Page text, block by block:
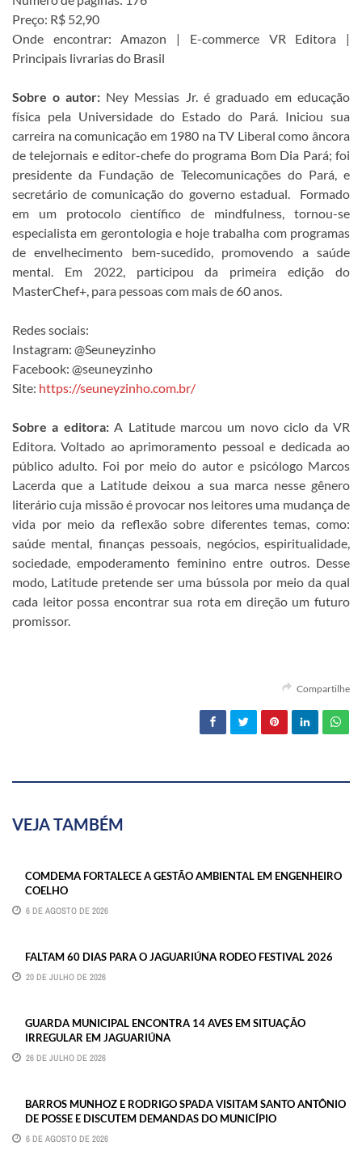
Preço: R$ 52,90
Onde encontrar: Amazon | E-commerce VR Editora |
Principais livrarias do Brasil
Sobre o autor: Ney Messias Jr. é graduado em educação
física pela Universidade do Estado do Pará. Iniciou sua
carreira na comunicação em 1980 na TV Liberal como âncora
de telejornais e editor-chefe do programa Bom Dia Pará; foi
presidente da Fundação de Telecomunicações do Pará, e
secretário de comunicação do governo estadual. Formado
em um protocolo científico de mindfulness, tornou-se
especialista em gerontologia e hoje trabalha com programas
de envelhecimento bem-sucedido, promovendo a saúde
mental. Em 2022, participou da primeira edição do
MasterChef+, para pessoas com mais de 60 anos.
Redes sociais:
Instagram: @Seuneyzinho
Facebook: @seuneyzinho
Site: https://seuneyzinho.com.br/
Sobre a editora:A Latitude marcou um novo ciclo da VR
Editora. Voltado ao aprimoramento pessoal e dedicada ao
público adulto. Foi por meio do autor e psicólogo Marcos
Lacerda que a Latitude deixou a sua marca nesse gênero
literário cuja missão é provocar nos leitores uma mudança de
vida por meio da reflexão sobre diferentes temas, como:
saúde mental, finanças pessoais, negócios, espiritualidade,
sociedade, empoderamento feminino entre outros. Desse
modo, Latitude pretende ser uma bússola por meio da qual
cada leitor possa encontrar sua rota em direção um futuro
promissor.
Compartilhe
VEJA TAMBÉM
COMDEMA FORTALECE A GESTÃO AMBIENTAL EM ENGENHEIRO
COELHO
6 DE AGOSTO DE 2026
FALTAM 60 DIAS PARA O JAGUARIÚNA RODEO FESTIVAL 2026
20 DE JULHO DE 2026
GUARDA MUNICIPAL ENCONTRA 14 AVES EM SITUAÇÃO
IRREGULAR EM JAGUARIÚNA
26 DE JULHO DE 2026
BARROS MUNHOZ E RODRIGO SPADA VISITAM SANTO ANTÔNIO
DE POSSE E DISCUTEM DEMANDAS DO MUNICÍPIO
6 DE AGOSTO DE 2026